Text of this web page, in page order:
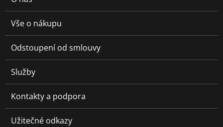
Vše o nákupu
Odstoupení od smlouvy
Služby
Kontakty a podpora
Užitečné odkazy